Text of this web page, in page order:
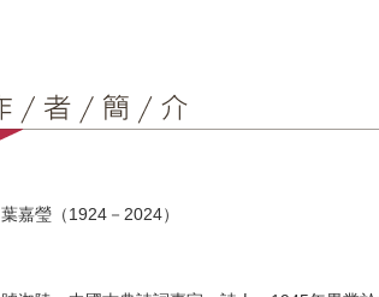
葉嘉瑩（1924－2024）